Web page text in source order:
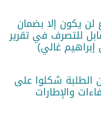
لن يكون إلا بضمان
للتصرف في تقرير
إبراهيم غالي)
الطلبة شكلوا على
والإطارات